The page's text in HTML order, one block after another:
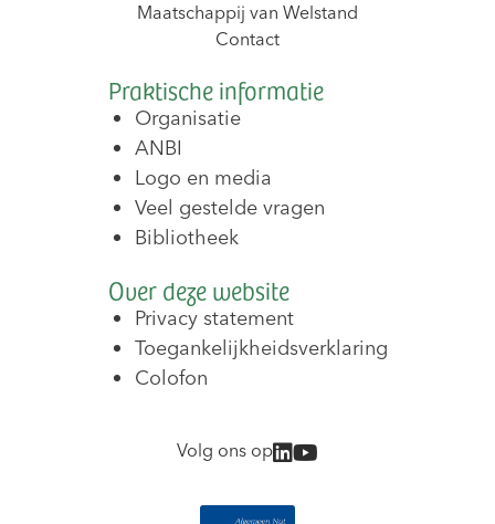
Maatschappij van Welstand
Contact
Praktische informatie
Organisatie
ANBI
Logo en media
Veel gestelde vragen
Bibliotheek
Over deze website
Privacy statement
Toegankelijkheidsverklaring
Colofon
Volg ons op